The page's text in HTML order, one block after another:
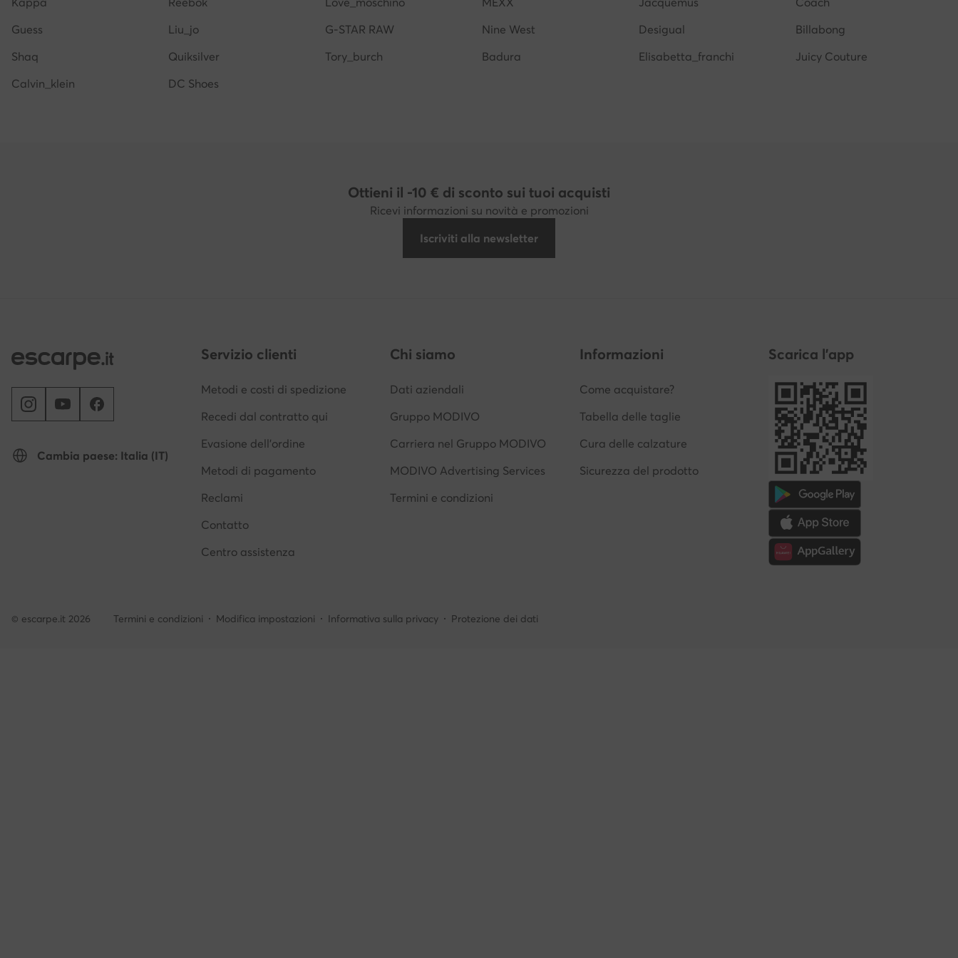
Guess
Liu_jo G-STAR RAW Nine West Desigual
Billabong
Shaq
Quiksilver Tory_burch Badura Elisabetta_franchi
Juicy Couture
Calvin_klein
DC Shoes
Ottieni il -10 € di sconto sui tuoi acquisti
Ricevi informazioni su novità e promozioni
Iscriviti alla newsletter
Cambia paese: Italia (IT)
Servizio clienti
Metodi e costi di spedizione
Recedi dal contratto qui
Evasione dell'ordine
Metodi di pagamento
Reclami
Contatto
Centro assistenza
Chi siamo
Dati aziendali
Gruppo MODIVO
Carriera nel Gruppo MODIVO
MODIVO Advertising Services
Termini e condizioni
Informazioni
Come acquistare?
Tabella delle taglie
Cura delle calzature
Sicurezza del prodotto
Scarica l'app
© escarpe.it 2026 Termini e condizioni Modifica impostazioni Informativa sulla privacy Protezione dei dati